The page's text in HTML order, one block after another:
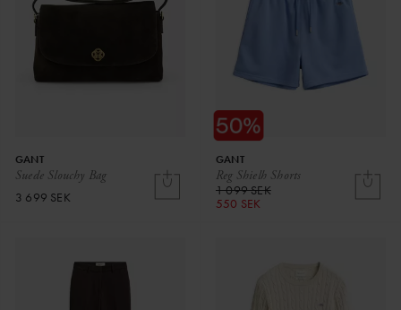
Suede Slouchy Bag
GANT
3 699 SEK
Reg Shielh Shorts
GANT
1 099 SEK
550 SEK